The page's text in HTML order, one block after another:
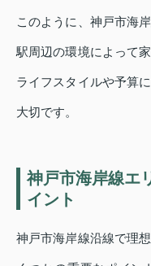
このように、神戸市海
駅周辺の環境によって
ライフスタイルや予算
大切です。
神戸市海岸線エ
イント
神戸市海岸線沿線で理